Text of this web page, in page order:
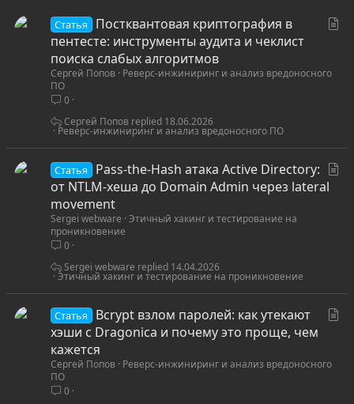
Статья
Постквантовая криптография в
пентесте: инструменты аудита и чеклист
поиска слабых алгоритмов
Сергей Попов Реверс-инжиниринг и анализ вредоносного
ПО
0
Реверс-инжиниринг и анализ вредоносного ПО
18.06.2026
Сергей Попов
Статья
Pass-the-Hash атака Active Directory:
от NTLM-хеша до Domain Admin через lateral
movement
Sergei webware Этичный хакинг и тестирование на
проникновение
0
Этичный хакинг и тестирование на проникновение
14.04.2026
Sergei webware
Статья
Bcrypt взлом паролей: как утекают
хэши с Dragonica и почему это проще, чем
кажется
Сергей Попов Реверс-инжиниринг и анализ вредоносного
ПО
0